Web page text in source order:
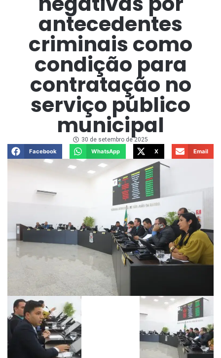
antecedentes
criminais como
condição para
contratação no
serviço público
municipal
30 de setembro de 2025
Facebook
WhatsApp X Email